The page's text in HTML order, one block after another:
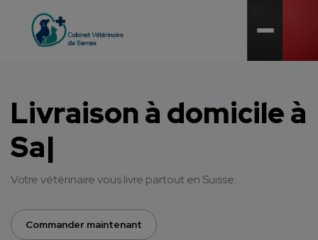
Open
Livraison à domicileà
Satigny
Votre vétérinaire vous livre partout en Suisse.
Commander maintenant